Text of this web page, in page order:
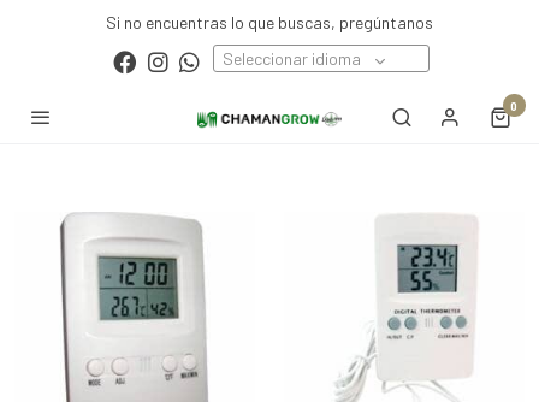
Si no encuentras lo que buscas, pregúntanos
Seleccionar idioma
0